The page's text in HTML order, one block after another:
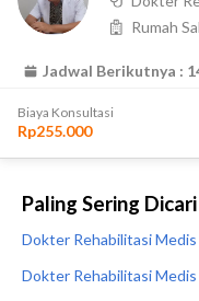
Paling Sering Dicari
Dokter Rehabilitasi Medis
Dokter Rehabilitasi Medis